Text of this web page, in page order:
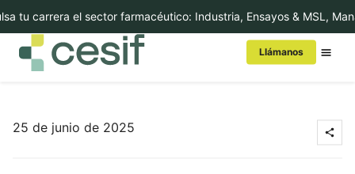
tu carrera el sector farmacéutico: Industria, Ensayos & MSL,
Llámanos
25 de junio de 2025